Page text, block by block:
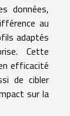
données,
au
adaptés
Cette
efficacité
de cibler
sur la